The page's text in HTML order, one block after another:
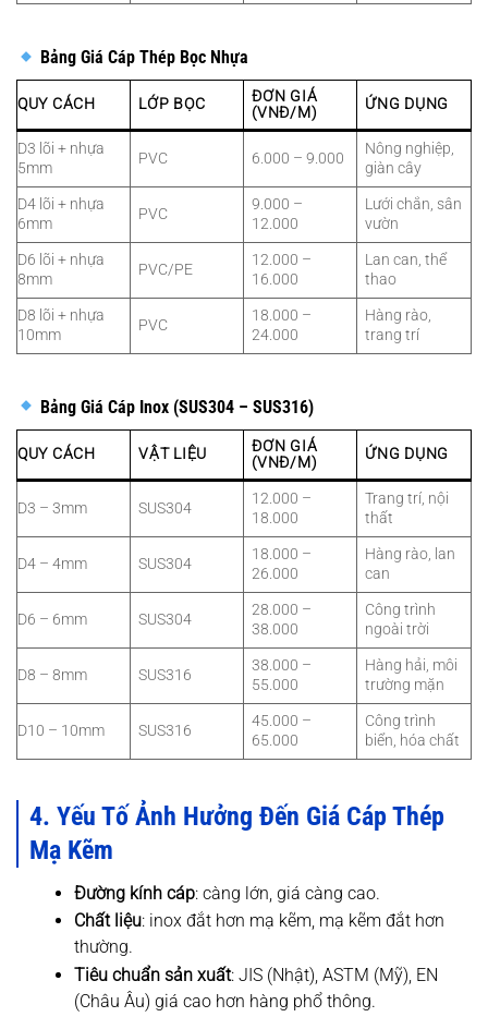
Bảng Giá Cáp Thép Bọc Nhựa
QUY CÁCH LỚP BỌC
ĐƠN GIÁ
(VNĐ/M)
ỨNG DỤNG
D3 lõi + nhựa
5mm
PVC 6.000 – 9.000
Nông nghiệp,
giàn cây
D4 lõi + nhựa
6mm
PVC
9.000 –
12.000
Lưới chắn, sân
vườn
D6 lõi + nhựa
8mm
PVC/PE
12.000 –
16.000
Lan can, thể
thao
D8 lõi + nhựa
10mm
PVC
18.000 –
24.000
Hàng rào,
trang trí
Bảng Giá Cáp Inox (SUS304 – SUS316)
QUY CÁCH VẬT LIỆU
ĐƠN GIÁ
(VNĐ/M)
ỨNG DỤNG
D3 – 3mm SUS304
12.000 –
18.000
Trang trí, nội
thất
D4 – 4mm SUS304
18.000 –
26.000
Hàng rào, lan
can
D6 – 6mm SUS304
28.000 –
38.000
Công trình
ngoài trời
D8 – 8mm SUS316
38.000 –
55.000
Hàng hải, môi
trường mặn
D10 – 10mm SUS316
45.000 –
65.000
Công trình
biển, hóa chất
4. Yếu Tố Ảnh Hưởng Đến Giá Cáp Thép
Mạ Kẽm
Đường kính cáp: càng lớn, giá càng cao.
Chất liệu: inox đắt hơn mạ kẽm, mạ kẽm đắt hơn
thường.
Tiêu chuẩn sản xuất: JIS (Nhật), ASTM (Mỹ), EN
(Châu Âu) giá cao hơn hàng phổ thông.